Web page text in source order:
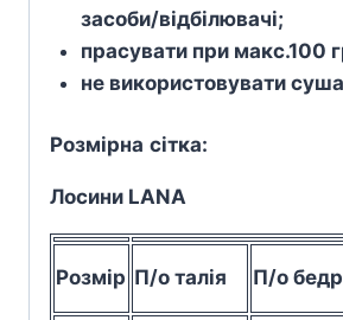
засоби/відбілювачі;
прасувати при макс.100
не використовувати
Розмірна сітка:
Лосини LANA
Розмір П/о талія П/о